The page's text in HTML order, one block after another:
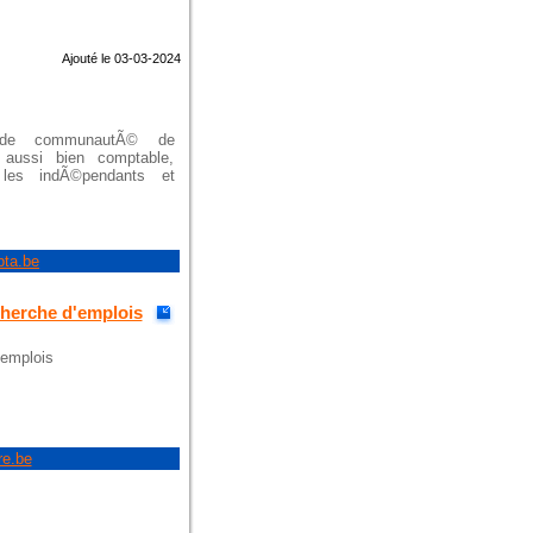
Ajouté le 03-03-2024
communautÃ© de
bien comptable,
indÃ©pendants et
d'emplois